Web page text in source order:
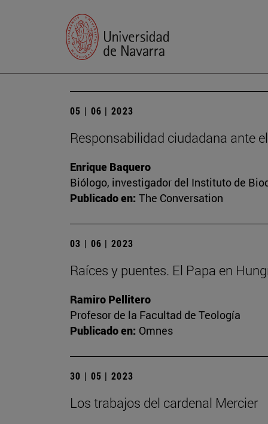
05 | 06 | 2023
Responsabilidad ciudadana ante
Enrique Baquero
Biólogo, investigador del Instituto de
Publicado en: The Conversation
03 | 06 | 2023
Raíces y puentes. El Papa en
Ramiro Pellitero
Profesor de la Facultad de Teología
Publicado en: Omnes
30 | 05 | 2023
Los trabajos del cardenal Mercier